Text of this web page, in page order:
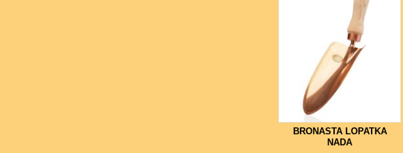
BRONASTA LOPATKA
NADA